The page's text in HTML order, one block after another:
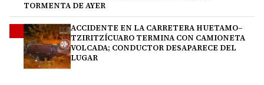
TORMENTA DE AYER
ACCIDENTE EN LA CARRETERA HUETAMO–
TZIRITZÍCUARO TERMINA CON CAMIONETA
VOLCADA; CONDUCTOR DESAPARECE DEL
LUGAR